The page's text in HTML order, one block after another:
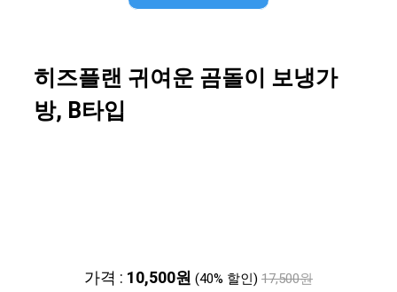
히즈플랜 귀여운 곰돌이 보냉가
방, B타입
가격 : 10,500원 (40% 할인) 17,500원